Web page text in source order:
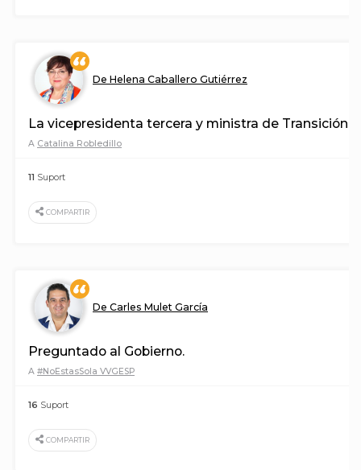
De Helena Caballero Gutiérrez
La vicepresidenta tercera y ministra de Transición
A Catalina Robledillo
11 Suport
COMPARTIR
De Carles Mulet García
Preguntado al Gobierno.
A #NoEstasSola VVGESP
16 Suport
COMPARTIR